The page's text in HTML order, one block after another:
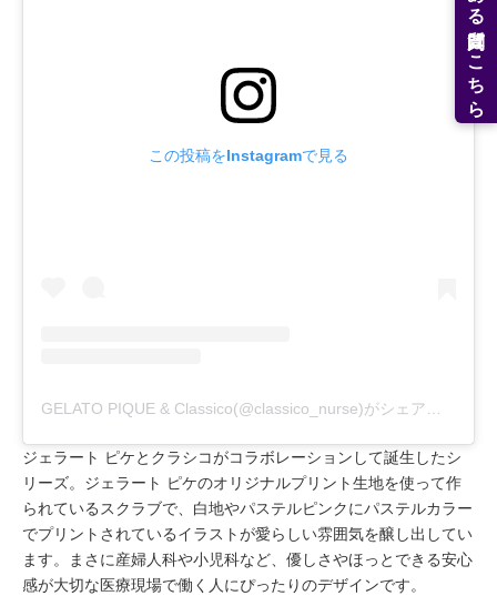
この投稿をInstagramで見る
ジェラート ピケとクラシコがコラボレーションして誕生したシ
リーズ。ジェラート ピケのオリジナルプリント生地を使って作
られているスクラブで、白地やパステルピンクにパステルカラー
でプリントされているイラストが愛らしい雰囲気を醸し出してい
ます。まさに産婦人科や小児科など、優しさやほっとできる安心
感が大切な医療現場で働く人にぴったりのデザインです。